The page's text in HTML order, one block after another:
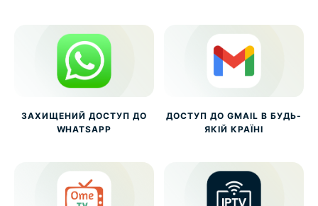
ЗАХИЩЕНИЙ ДОСТУП ДО
WHATSAPP
ДОСТУП ДО GMAIL В БУДЬ-
ЯКІЙ КРАЇНІ